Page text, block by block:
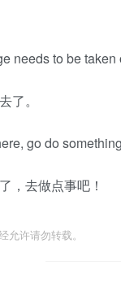
needs to be taken
了。
go do
，去做点事吧！
允许请勿转载。